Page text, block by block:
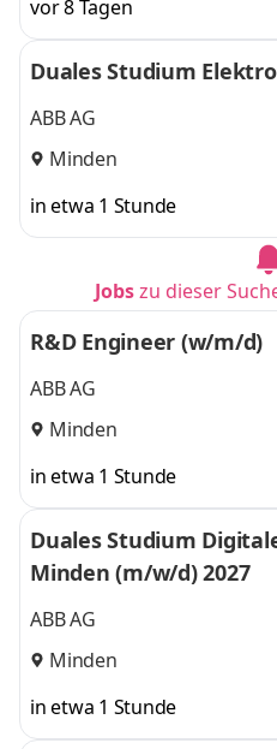
vor 8 Tagen
Duales Studium
ABB AG
Minden
in etwa 1 Stunde
Jobszu dieser
R&D Engineer (w/m/d)
ABB AG
Minden
in etwa 1 Stunde
Duales Studium
Minden (m/w/d) 2027
ABB AG
Minden
in etwa 1 Stunde